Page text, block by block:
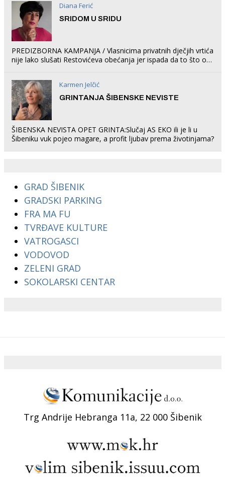
Diana Ferić
SRIDOM U SRIDU
PREDIZBORNA KAMPANJA / Vlasnicima privatnih dječjih vrtića
nije lako slušati Restovićeva obećanja jer ispada da to što oni
Karmen Jelčić
GRINTANJA ŠIBENSKE NEVISTE
ŠIBENSKA NEVISTA OPET GRINTA:Slučaj AS EKO ili je li u
Šibeniku vuk pojeo magare, a profit ljubav prema životinjama?
GRAD ŠIBENIK
GRADSKI PARKING
FRA MA FU
TVRĐAVE KULTURE
VATROGASCI
VODOVOD
ZELENI GRAD
SOKOLARSKI CENTAR
Trg Andrije Hebranga 11a, 22 000 Šibenik